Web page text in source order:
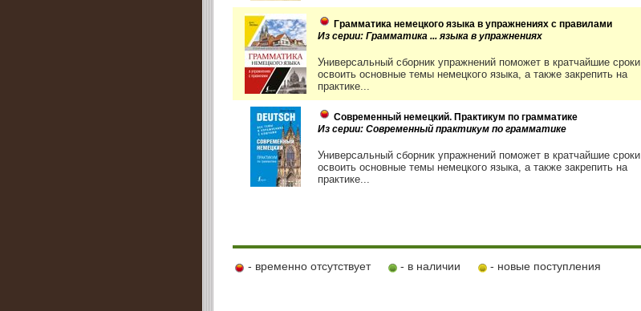
Грамматика немецкого языка в упражнениях с правилами
Из серии: Грамматика ... языка в упражнениях
Универсальный сборник упражнений поможет в кратчайшие сроки
освоить основные темы немецкого языка, а также закрепить на
практике...
Современный немецкий. Практикум по грамматике
Из серии: Современный практикум по грамматике
Универсальный сборник упражнений поможет в кратчайшие сроки
освоить основные темы немецкого языка, а также закрепить на
практике...
- временно отсутствует - в наличии - новые поступления